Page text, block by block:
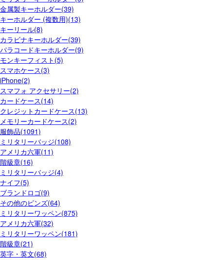
金属製キーホルダー(39)
キーホルダー (複数用)(13)
キーリール(8)
カラビナキーホルダー(39)
パラコードキーホルダー(9)
モンキーフィスト(5)
スマホケース(3)
iPhone(2)
スマフォ アクセサリー(2)
カードケース(14)
クレジットカードケース(13)
メモリーカードケース(2)
服飾品(1091)
ミリタリーバッジ(108)
アメリカ六軍(11)
階級章(16)
ミリタリーバッジ(4)
ナイフ(5)
ブランドロゴ(9)
その他のピンズ(64)
ミリタリーワッペン(875)
アメリカ六軍(32)
ミリタリーワッペン(181)
階級章(21)
英字・英文(68)